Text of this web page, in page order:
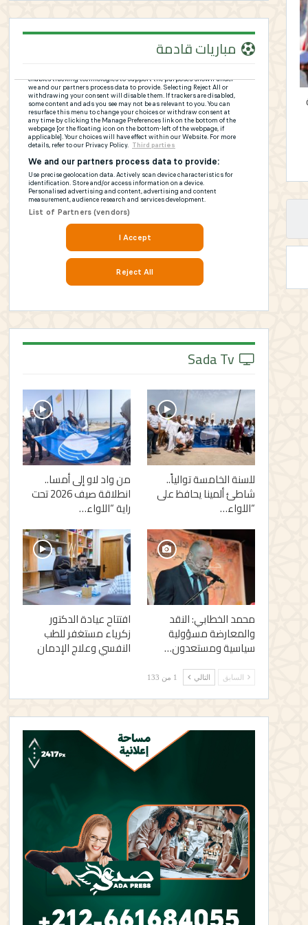
مباريات قادمة
للسنة الخامسة توالياً..
شاطئ ألمينا يحافظ على
“اللواء…
من واد لاو إلى أمسا..
انطلاقة صيف 2026 تحت
راية “اللواء…
محمد الخطابي: النقد
والمعارضة مسؤولية
سياسية ومستعدون…
افتتاح عيادة الدكتور
زكرياء مستغفر للطب
النفسي وعلاج الإدمان
السابق التالي 1 من 133